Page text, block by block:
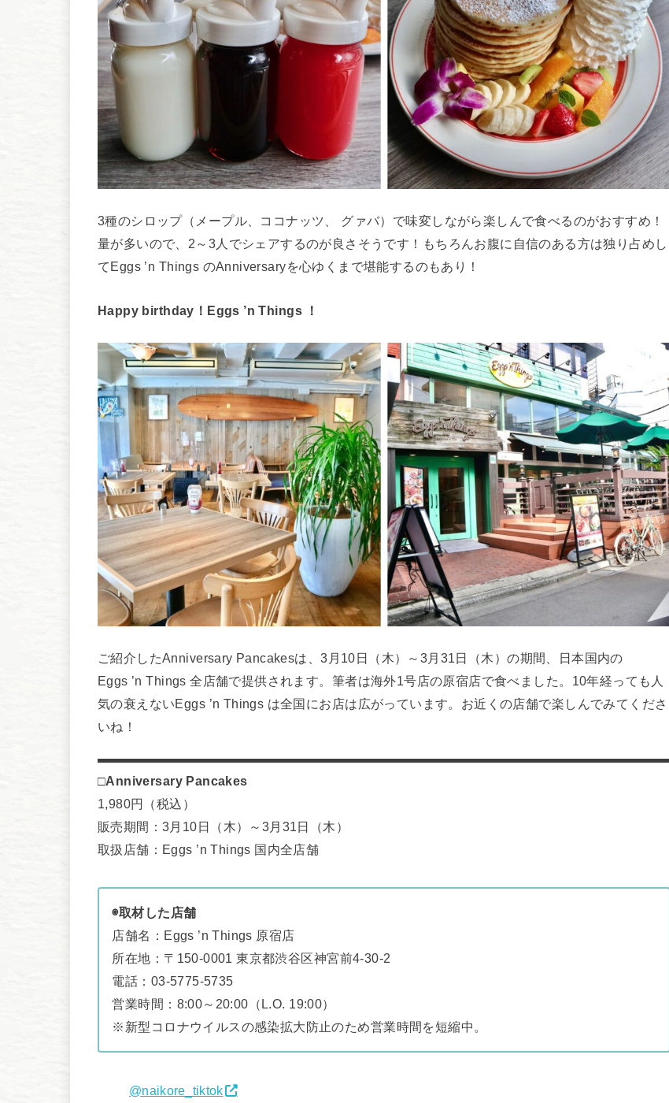
3種のシロップ（メープル、ココナッツ、 グァバ）で味変しながら楽しんで食べるのがおすすめ！
量が多いので、2～3人でシェアするのが良さそうです！もちろんお腹に自信のある方は独り占めし
てEggs ’n Things のAnniversaryを心ゆくまで堪能するのもあり！
Happy birthday！Eggs ’n Things ！
ご紹介したAnniversary Pancakesは、3月10日（木）～3月31日（木）の期間、日本国内の
Eggs ’n Things 全店舗で提供されます。筆者は海外1号店の原宿店で食べました。10年経っても人
気の衰えないEggs ’n Things は全国にお店は広がっています。お近くの店舗で楽しんでみてくださ
いね！
□Anniversary Pancakes
1,980円（税込）
販売期間：3月10日（木）～3月31日（木）
取扱店舗：Eggs ’n Things 国内全店舗
◉取材した店舗
店舗名：Eggs ’n Things 原宿店
所在地：〒150-0001 東京都渋谷区神宮前4-30-2
電話：03-5775-5735
営業時間：8:00～20:00（L.O. 19:00）
※新型コロナウイルスの感染拡大防止のため営業時間を短縮中。
@naikore_tiktok